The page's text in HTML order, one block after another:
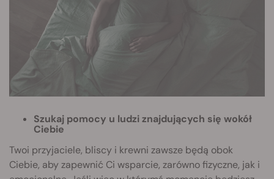
Szukaj pomocy u ludzi znajdujących się wokół
Ciebie
Twoi przyjaciele, bliscy i krewni zawsze będą obok
Ciebie, aby zapewnić Ci wsparcie, zarówno fizyczne, jak i